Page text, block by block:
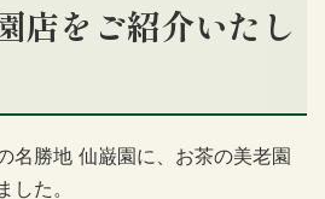
店をご紹介いたし
名勝地 仙巌園に、お茶の美老園
た。